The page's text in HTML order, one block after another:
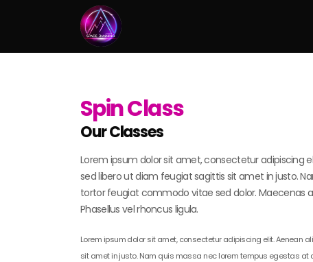
Spin Class
Our Classes
Lorem ipsum dolor sit amet, consectetur adipiscing
sed libero ut diam feugiat sagittis sit amet in justo.
tortor feugiat commodo vitae sed dolor. Maecenas
Phasellus vel rhoncus ligula.
Lorem ipsum dolor sit amet, consectetur adipiscing elit. Aenean
sit amet in justo. Nam quis massa nec lorem tempus egestas